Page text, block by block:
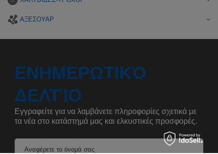
ΑΞΕΣΟΥΑΡ
ΕΝΗΜΕΡΩΤΙΚΌ
ΔΕΛΤΊΟ
Εγγραφείτε για να λαμβάνετε πληροφορίες σχετικά με
τα νέα στο κατάστημά μας και ελκυστικές προσφορές.
Αναφέρετε το όνομά σας